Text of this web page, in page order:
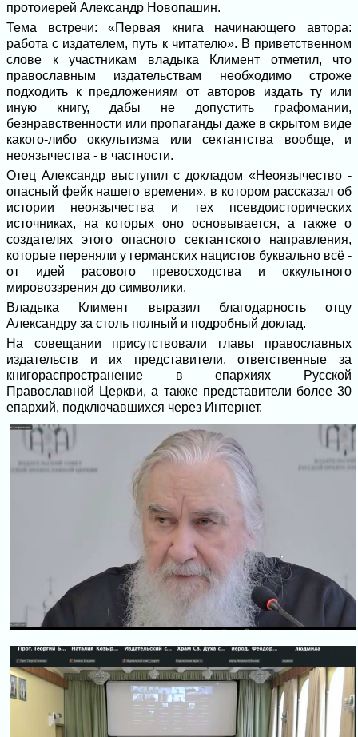
протоиерей Александр Новопашин.
Тема встречи: «Первая книга начинающего автора:
работа с издателем, путь к читателю». В приветственном
слове к участникам владыка Климент отметил, что
православным издательствам необходимо строже
подходить к предложениям от авторов издать ту или
иную книгу, дабы не допустить графомании,
безнравственности или пропаганды даже в скрытом виде
какого-либо оккультизма или сектантства вообще, и
неоязычества - в частности.
Отец Александр выступил с докладом «Неоязычество -
опасный фейк нашего времени», в котором рассказал об
истории неоязычества и тех псевдоисторических
источниках, на которых оно основывается, а также о
создателях этого опасного сектантского направления,
которые переняли у германских нацистов буквально всё -
от идей расового превосходства и оккультного
мировоззрения до символики.
Владыка Климент выразил благодарность отцу
Александру за столь полный и подробный доклад.
На совещании присутствовали главы православных
издательств и их представители, ответственные за
книгораспространение в епархиях Русской
Православной Церкви, а также представители более 30
епархий, подключавшихся через Интернет.